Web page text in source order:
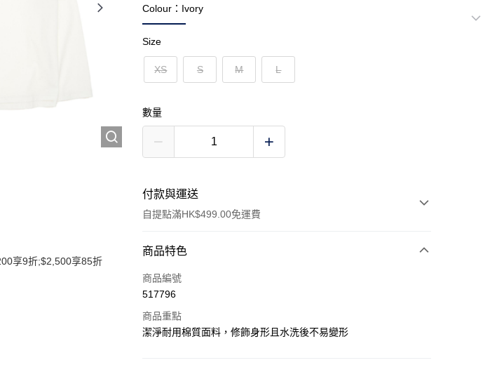
享9折;$2,500享85折
Colour：Ivory
Size
XS S M L
數量
付款與運送
自提點滿HK$499.00免運費
付款方式
信用卡
Google Pay
商品特色
商品編號
517796
商品重點
潔淨耐用棉質面料，修飾身形且水洗後不易變形